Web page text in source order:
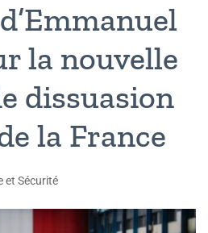
la nouvelle
dissuasion
la France
et Sécurité